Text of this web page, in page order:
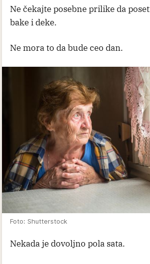
Ne čekajte posebne prilike da
bake i deke.
Ne mora to da bude ceo dan.
Foto: Shutterstock
Nekada je dovoljno pola sata.